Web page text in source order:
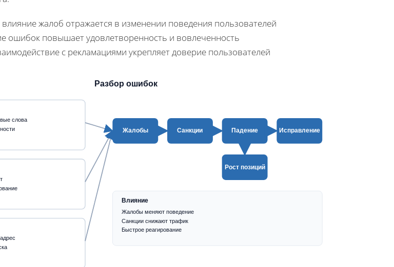
жалоб отражается в изменении поведения пользователей
ошибок повышает удовлетворенность и вовлеченность
с рекламациями укрепляет доверие пользователей
Разбор ошибок
слова
Жалобы Санкции Падение Исправление
Рост позиций
Влияние
Жалобы меняют поведение
Санкции снижают трафик
Быстрое реагирование